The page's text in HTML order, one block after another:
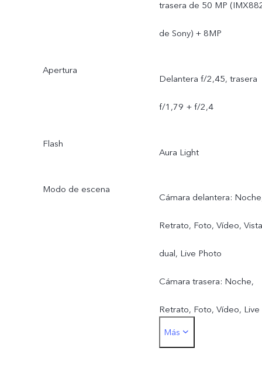
trasera de 50 MP
de Sony) + 8MP
Apertura
Delantera f/2,45, trasera
f/1,79 + f/2,4
Flash
Aura Light
Modo de escena
Cámara delantera:
Retrato, Foto, Vídeo, Vista
dual, Live Photo
Cámara trasera: Noche,
Retrato, Foto, Vídeo, Live
Photo, Alta resolución,
Más